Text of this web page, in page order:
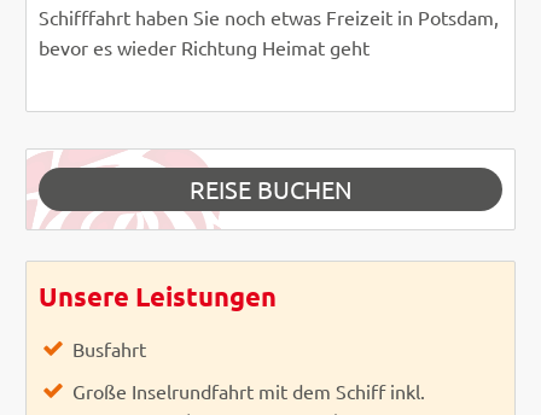
Schifffahrt haben Sie noch etwas Freizeit in Potsdam,
bevor es wieder Richtung Heimat geht
REISE BUCHEN
Unsere Leistungen
Busfahrt
Große Inselrundfahrt mit dem Schiff inkl.